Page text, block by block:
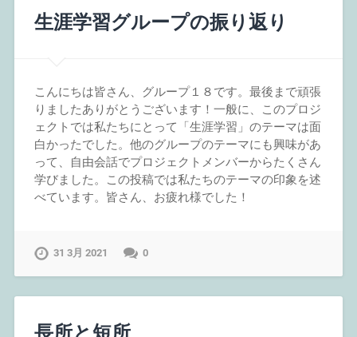
生涯学習グループの振り返り
こんにちは皆さん、グループ１８です。最後まで頑張
りましたありがとうございます！一般に、このプロジ
ェクトでは私たちにとって「生涯学習」のテーマは面
白かったでした。他のグループのテーマにも興味があ
って、自由会話でプロジェクトメンバーからたくさん
学びました。この投稿では私たちのテーマの印象を述
べています。皆さん、お疲れ様でした！
31 3月 2021 0